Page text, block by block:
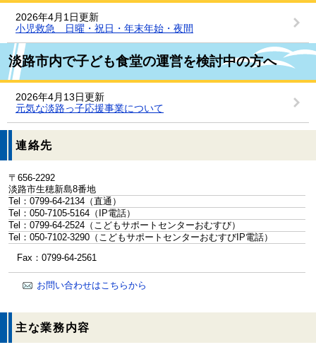
2026年4月1日更新
小児救急 日曜・祝日・年末年始・夜間
淡路市内で子ども食堂の運営を検討中の方へ
2026年4月13日更新
元気な淡路っ子応援事業について
連絡先
〒656-2292
淡路市生穂新島8番地
Tel：0799-64-2134 （直通）
Tel：050-7105-5164 （IP電話）
Tel：0799-64-2524 （こどもサポートセンターおむすび）
Tel：050-7102-3290 （こどもサポートセンターおむすびIP電話）
Fax：0799-64-2561
お問い合わせはこちらから
主な業務内容